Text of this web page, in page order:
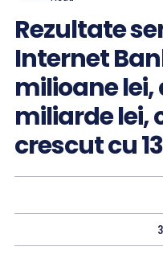
Rezultate
Internet
milioane lei,
miliarde lei,
crescut cu